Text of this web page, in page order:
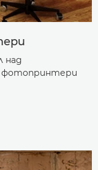
над
фотопринтери